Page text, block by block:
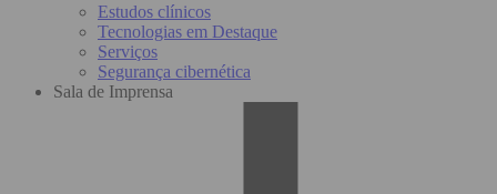
Estudos clínicos
Tecnologias em Destaque
Serviços
Segurança cibernética
Sala de Imprensa